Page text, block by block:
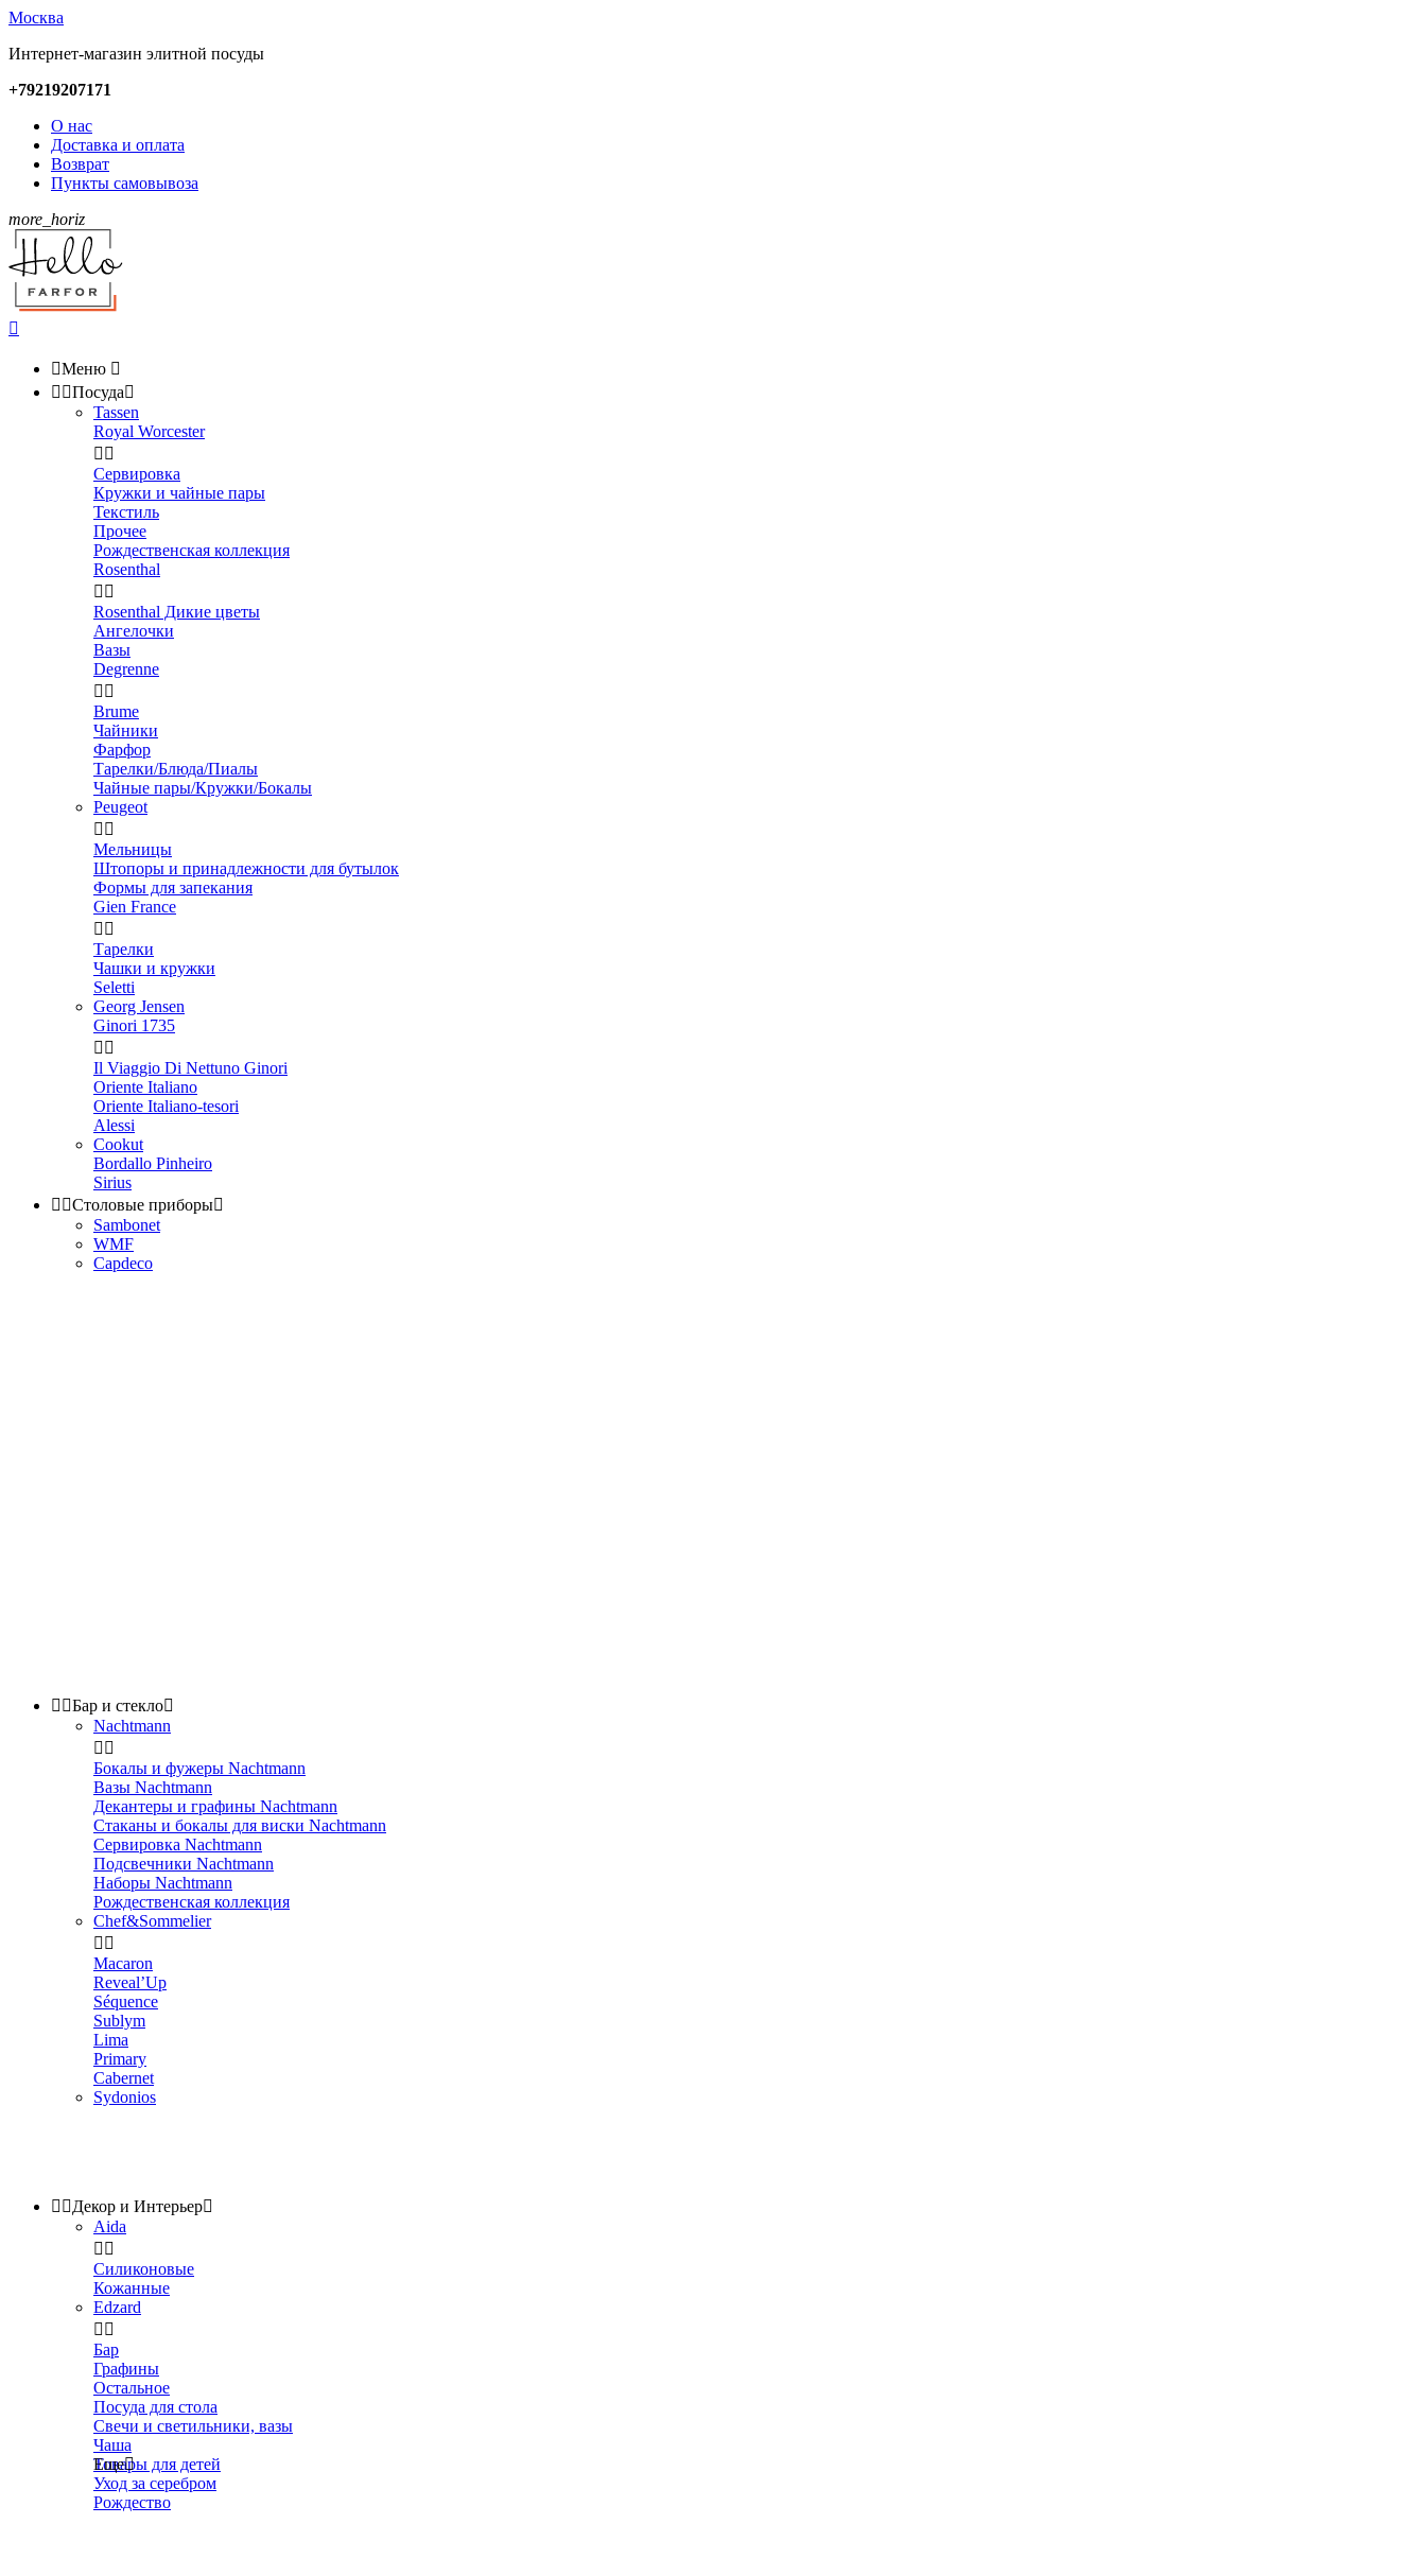
Москва
Интернет-магазин элитной посуды
+79219207171
О нас
Доставка и оплата
Возврат
Пункты самовывоза
more_horiz

Меню 
 Посуда
Tassen
Royal Worcester
 
Сервировка
Кружки и чайные пары
Текстиль
Прочее
Рождественская коллекция
Rosenthal
 
Rosenthal Дикие цветы
Ангелочки
Вазы
Degrenne
 
Brume
Чайники
Фарфор
Тарелки/Блюда/Пиалы
Чайные пары/Кружки/Бокалы
Peugeot
 
Мельницы
Штопоры и принадлежности для бутылок
Формы для запекания
Gien France
 
Тарелки
Чашки и кружки
Seletti
Georg Jensen
Ginori 1735
 
Il Viaggio Di Nettuno Ginori
Oriente Italiano
Oriente Italiano-tesori
Alessi
Cookut
Bordallo Pinheiro
Sirius
 Столовые приборы
Sambonet
WMF
Capdeco
 Бар и стекло
Nachtmann
 
Бокалы и фужеры Nachtmann
Вазы Nachtmann
Декантеры и графины Nachtmann
Стаканы и бокалы для виски Nachtmann
Сервировка Nachtmann
Подсвечники Nachtmann
Наборы Nachtmann
Рождественская коллекция
Chef&Sommelier
 
Macaron
Reveal’Up
Séquence
Sublym
Lima
Primary
Cabernet
Sydonios
 Декор и Интерьер
Aida
 
Силиконовые
Кожанные
Edzard
 
Бар
Графины
Остальное
Посуда для стола
Свечи и светильники, вазы
Чаша
Товары для детей
Уход за серебром
Рождество
Еще